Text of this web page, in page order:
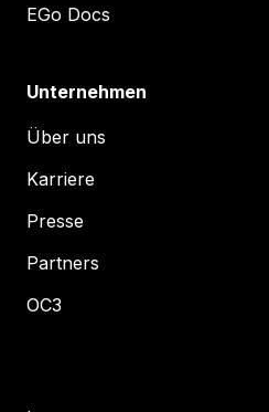
EGo Docs
Unternehmen
Über uns
Karriere
Presse
Partners
OC3